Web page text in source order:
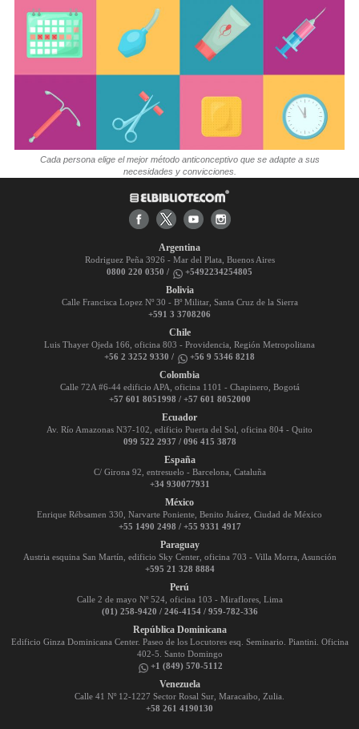
Cada persona elige el mejor método anticonceptivo que se adapte a sus
necesidades y convicciones.
Argentina
Rodriguez Peña 3926 - Mar del Plata, Buenos Aires
0800 220 0350 /
+5492234254805
Bolivia
Calle Francisca Lopez Nº 30 - Bº Militar, Santa Cruz de la Sierra
+591 3 3708206
Chile
Luis Thayer Ojeda 166, oficina 803 - Providencia, Región Metropolitana
+56 2 3252 9330 /
+56 9 5346 8218
Colombia
Calle 72A #6-44 edificio APA, oficina 1101 - Chapinero, Bogotá
+57 601 8051998 / +57 601 8052000
Ecuador
Av. Río Amazonas N37-102, edificio Puerta del Sol, oficina 804 - Quito
099 522 2937 / 096 415 3878
España
C/ Girona 92, entresuelo - Barcelona, Cataluña
+34 930077931
México
Enrique Rébsamen 330, Narvarte Poniente, Benito Juárez, Ciudad de México
+55 1490 2498 / +55 9331 4917
Paraguay
Austria esquina San Martín, edificio Sky Center, oficina 703 - Villa Morra, Asunción
+595 21 328 8884
Perú
Calle 2 de mayo Nº 524, oficina 103 - Miraflores, Lima
(01) 258-9420 / 246-4154 / 959-782-336
República Dominicana
Edificio Ginza Dominicana Center. Paseo de los Locutores esq. Seminario. Piantini. Oficina
402-5. Santo Domingo
+1 (849) 570-5112
Venezuela
Calle 41 Nº 12-1227 Sector Rosal Sur, Maracaibo, Zulia.
+58 261 4190130